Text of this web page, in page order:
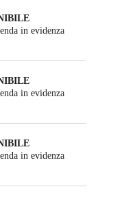
in evidenza
in evidenza
in evidenza